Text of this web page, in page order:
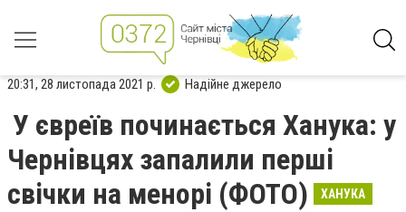
20:31, 28 листопада 2021 р. Надійне джерело
У євреїв починається Ханука: у
Чернівцях запалили перші
свічки на менорі (ФОТО)
ХАНУКА